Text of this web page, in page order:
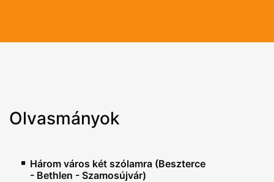
Olvasmányok
Három város két szólamra (Beszterce
- Bethlen - Szamosújvár)